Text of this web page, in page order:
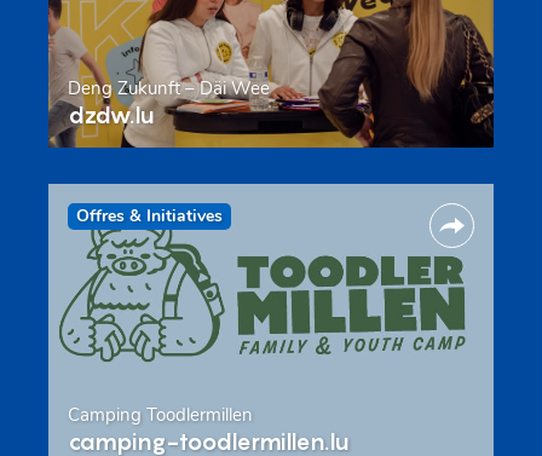
Deng Zukunft – Däi Wee
dzdw.lu
Offres & Initiatives
Camping Toodlermillen
camping-toodlermillen.lu